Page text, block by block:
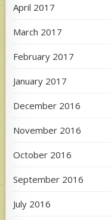
April 2017
March 2017
February 2017
January 2017
December 2016
November 2016
October 2016
September 2016
July 2016